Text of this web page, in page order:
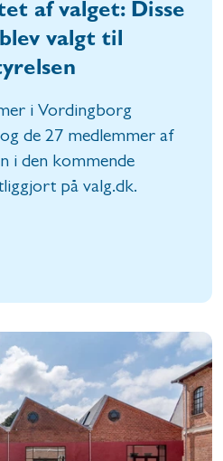
af valget: Disse
valgt til
i Vordingborg
de 27 medlemmer af
i den kommende
på valg.dk.